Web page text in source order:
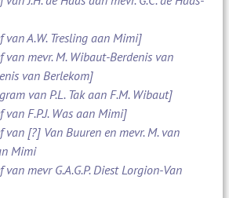
A.W. Tresling aan Mimi]
mevr. M. Wibaut-Berdenis van
van Berlekom]
van P.L. Tak aan F.M. Wibaut]
F.P.J. Was aan Mimi]
[?] Van Buuren en mevr. M. van
Mimi
mevr G.A.G.P. Diest Lorgion-Van